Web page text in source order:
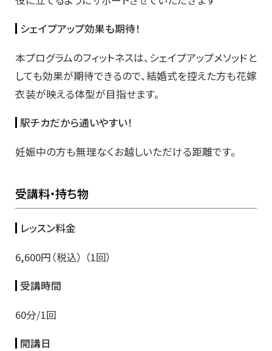
シェイプアップ効果も期待！
本プログラムのフィットネスは、シェイプアップメソッドと
しても効果が期待できるので、結婚式を控えた方も花嫁
衣装が映える体型が目指せます。
駅チカだから通いやすい！
妊娠中の方も無理なくお越しいただける距離です。
受講料・持ち物
レッスン料金
6,600円（税込） （1回）
受講時間
60分/1回
開講日